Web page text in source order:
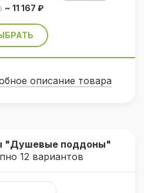
~ 11 167 ₽
описание товара
"Душевые поддоны"
12 вариантов